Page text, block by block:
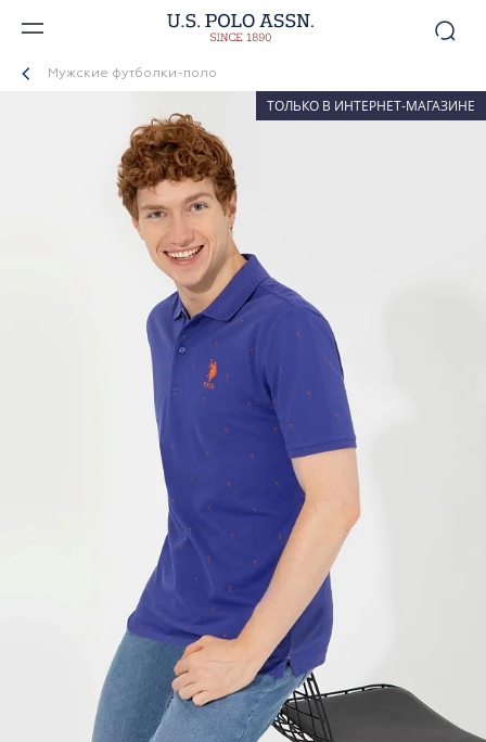
Мужские футболки-поло
ТОЛЬКО В ИНТЕРНЕТ-МАГАЗИНЕ